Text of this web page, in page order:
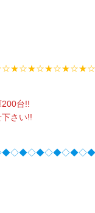
台!!
さい!!